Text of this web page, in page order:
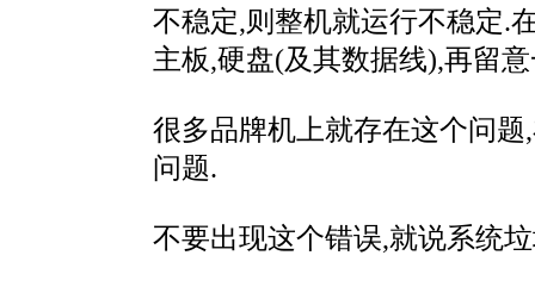
不稳定,则整机就运行不稳定.
主板,硬盘(及其数据线),再留
很多品牌机上就存在这个问
问题.
不要出现这个错误,就说系统